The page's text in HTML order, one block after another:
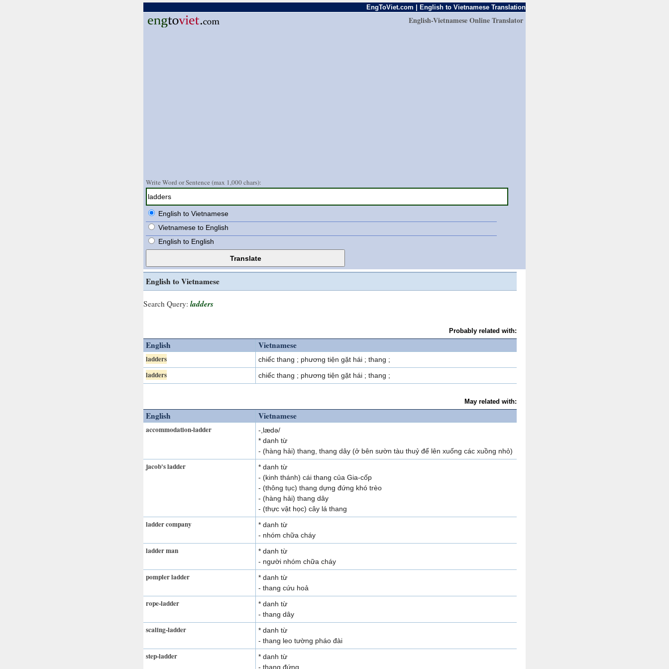
EngToViet.com | English to Vietnamese Translation
English-Vietnamese Online Translator
Write Word or Sentence (max 1,000 chars):
English to Vietnamese
Vietnamese to English
English to English
English to Vietnamese
Search Query: ladders
Probably related with:
English Vietnamese
ladders chiếc thang ; phương tiện gặt hái ; thang ;
ladders chiếc thang ; phương tiện gặt hái ; thang ;
May related with:
English Vietnamese
accommodation-ladder
-,lædə/
* danh từ
- (hàng hải) thang, thang dây (ở bên sườn tàu thuỷ để lên xuống các xuồng nhỏ)
jacob's ladder
* danh từ
- (kinh thánh) cái thang của Gia-cốp
- (thông tục) thang dựng đứng khó trèo
- (hàng hải) thang dây
- (thực vật học) cây lá thang
ladder company
* danh từ
- nhóm chữa cháy
ladder man
* danh từ
- người nhóm chữa cháy
pompler ladder
* danh từ
- thang cứu hoả
rope-ladder
* danh từ
- thang dây
scaling-ladder
* danh từ
- thang leo tường pháo đài
step-ladder
* danh từ
- thang đứng